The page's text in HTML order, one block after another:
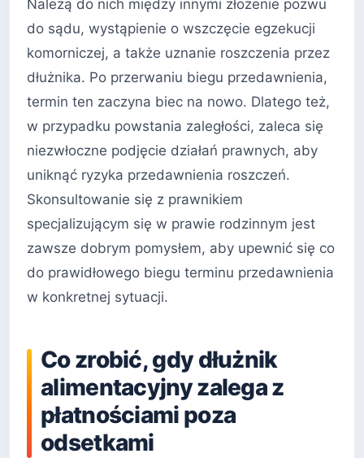
Należą do nich między innymi złożenie pozwu
do sądu, wystąpienie o wszczęcie egzekucji
komorniczej, a także uznanie roszczenia przez
dłużnika. Po przerwaniu biegu przedawnienia,
termin ten zaczyna biec na nowo. Dlatego też,
w przypadku powstania zaległości, zaleca się
niezwłoczne podjęcie działań prawnych, aby
uniknąć ryzyka przedawnienia roszczeń.
Skonsultowanie się z prawnikiem
specjalizującym się w prawie rodzinnym jest
zawsze dobrym pomysłem, aby upewnić się co
do prawidłowego biegu terminu przedawnienia
w konkretnej sytuacji.
Co zrobić, gdy dłużnik
alimentacyjny zalega z
płatnościami poza
odsetkami